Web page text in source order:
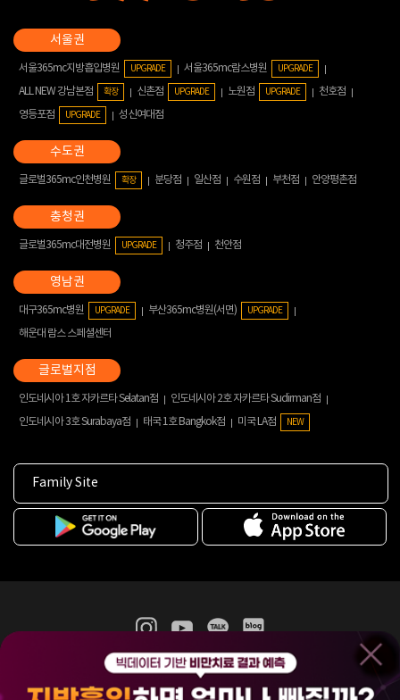
서울365mc지방흡입병원 UPGRADE 서울365mc람스병원 UPGRADE
ALL NEW 강남본점 확장 신촌점 UPGRADE 노원점 UPGRADE
천호점
영등포점
UPGRADE 성신여대점
글로벌365mc인천병원 확장 분당점 일산점 수원점 부천점 안양평촌점
글로벌365mc대전병원 UPGRADE 청주점 천안점
대구365mc병원 UPGRADE 부산365mc병원(서면) UPGRADE
해운대 람스 스페셜센터
인도네시아 1호 자카르타 Selatan점
인도네시아 2호 자카르타 Sudirman점
인도네시아 3호 Surabaya점
태국 1호 Bangkok점 미국 LA점 NEW
Family Site
365mc 병·의원 이용약관
홈페이지 이용약관
비급여진료수가